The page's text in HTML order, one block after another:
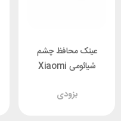
عینک محافظ چشم
شیائومی Xiaomi
بزودی